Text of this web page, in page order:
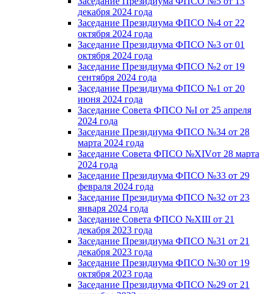
декабря 2024 года
Заседание Президиума ФПСО №4 от 22
октября 2024 года
Заседание Президиума ФПСО №3 от 01
октября 2024 года
Заседание Президиума ФПСО №2 от 19
сентября 2024 года
Заседание Президиума ФПСО №1 от 20
июня 2024 года
Заседание Совета ФПСО №I от 25 апреля
2024 года
Заседание Президиума ФПСО №34 от 28
марта 2024 года
Заседание Совета ФПСО №XIVот 28 марта
2024 года
Заседание Президиума ФПСО №33 от 29
февраля 2024 года
Заседание Президиума ФПСО №32 от 23
января 2024 года
Заседание Совета ФПСО №XIII от 21
декабря 2023 года
Заседание Президиума ФПСО №31 от 21
декабря 2023 года
Заседание Президиума ФПСО №30 от 19
октября 2023 года
Заседание Президиума ФПСО №29 от 21